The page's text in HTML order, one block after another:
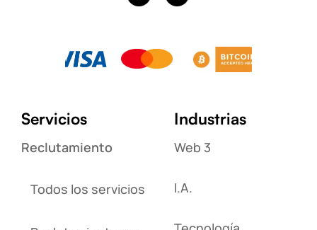
Servicios
Reclutamiento
Todos los servicios
Industrias
Web 3
I.A.